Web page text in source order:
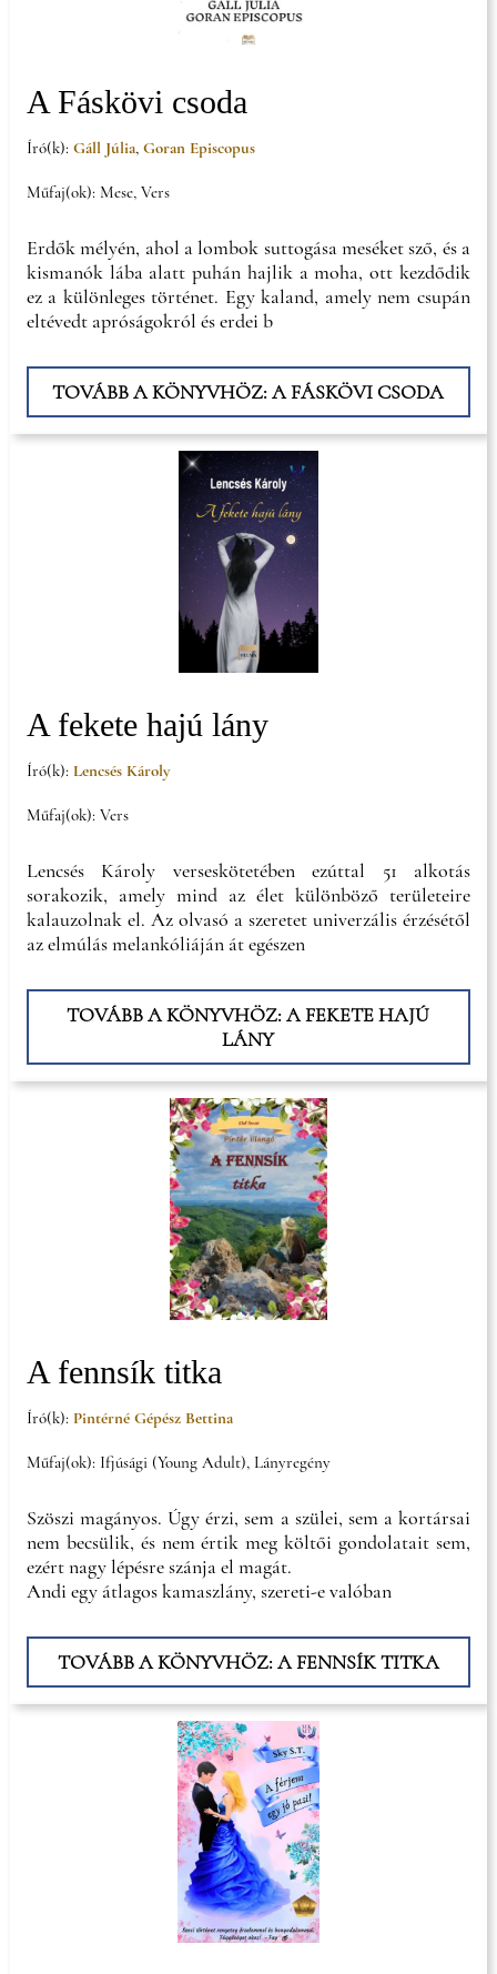
A Fáskövi csoda
Író(k): Gáll Júlia, Goran Episcopus
Műfaj(ok): Mese, Vers
Erdők mélyén, ahol a lombok suttogása meséket sző, és a
kismanók lába alatt puhán hajlik a moha, ott kezdődik
ez a különleges történet. Egy kaland, amely nem csupán
eltévedt apróságokról és erdei b
TOVÁBB A KÖNYVHÖZ: A FÁSKÖVI CSODA
A fekete hajú lány
Író(k): Lencsés Károly
Műfaj(ok): Vers
Lencsés Károly verseskötetében ezúttal 51 alkotás
sorakozik, amely mind az élet különböző területeire
kalauzolnak el. Az olvasó a szeretet univerzális érzésétől
az elmúlás melankóliáján át egészen
TOVÁBB A KÖNYVHÖZ: A FEKETE HAJÚ
LÁNY
A fennsík titka
Író(k): Pintérné Gépész Bettina
Műfaj(ok): Ifjúsági (Young Adult), Lányregény
Szöszi magányos. Úgy érzi, sem a szülei, sem a kortársai
nem becsülik, és nem értik meg költői gondolatait sem,
ezért nagy lépésre szánja el magát.
Andi egy átlagos kamaszlány, szereti-e valóban
TOVÁBB A KÖNYVHÖZ: A FENNSÍK TITKA